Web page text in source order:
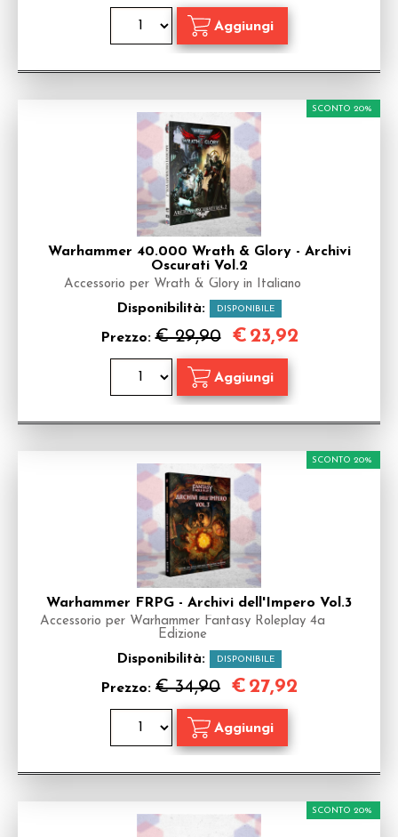
Warhammer 40.000 Wrath & Glory - Archivi
Oscurati Vol.2
Accessorio per Wrath & Glory in Italiano
Disponibilità: DISPONIBILE
Prezzo:€ 29,90
SCONTO 20%
€ 23,92
Warhammer FRPG - Archivi dell'Impero Vol.3
Accessorio per Warhammer Fantasy Roleplay 4a
Edizione
Disponibilità: DISPONIBILE
Prezzo: € 34,90
SCONTO 20%
€ 27,92
SCONTO 20%